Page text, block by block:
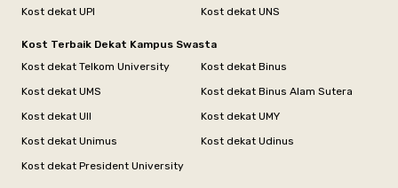
Kost dekat UPI
Kost dekat UNS
Kost Terbaik Dekat Kampus Swasta
Kost dekat Telkom University
Kost dekat Binus
Kost dekat UMS
Kost dekat Binus Alam Sutera
Kost dekat UII
Kost dekat UMY
Kost dekat Unimus
Kost dekat Udinus
Kost dekat President University